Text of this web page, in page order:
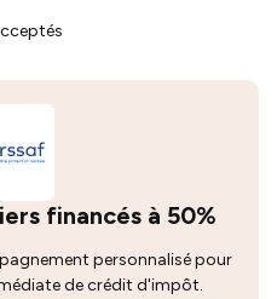
financés à 50%
personnalisé pour
de crédit d'impôt.